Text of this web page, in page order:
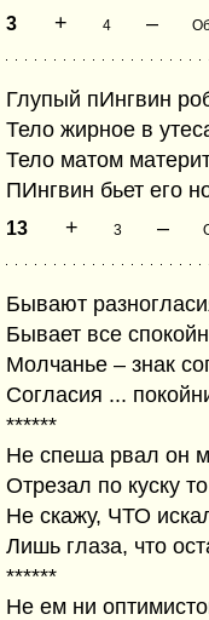
3 + 4 –
Глупый пИнгвин
Тело жирное в
Тело матом
ПИнгвин бьет его
13 + 3 –
Бывают
Бывает все
Молчанье – знак
Согласия ...
******
Не спеша рвал он
Отрезал по куску
Не скажу, ЧТО
Лишь глаза, что
******
Не ем ни